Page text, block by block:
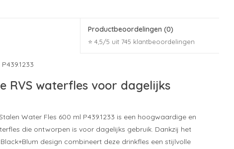
Productbeoordelingen(0)
⭐ 4,5/5 uit 745 klantbeoordelingen
P439.1233
RVS waterfles voor dagelijks
Water Fles 600 ml P439.1233 is een hoogwaardige en
die ontworpen is voor dagelijks gebruik. Dankzij het
design combineert deze drinkfles een stijlvolle